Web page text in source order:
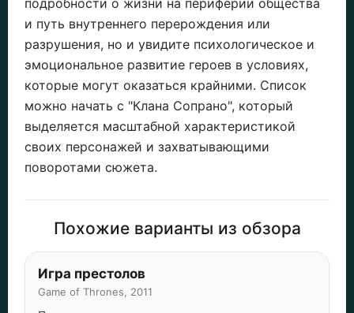
и путь внутреннего перерождения или
разрушения, но и увидите психологическое и
эмоциональное развитие героев в условиях,
которые могут оказаться крайними. Список
можно начать с "Клана Сопрано", который
выделяется масштабной характеристикой
своих персонажей и захватывающими
поворотами сюжета.
Похожие варианты из обзора
Игра престолов
Game of Thrones, 2011